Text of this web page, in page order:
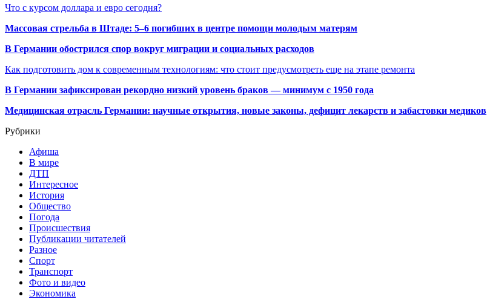
Что с курсом доллара и евро сегодня?
Массовая стрельба в Штаде: 5–6 погибших в центре помощи молодым матерям
В Германии обострился спор вокруг миграции и социальных расходов
Как подготовить дом к современным технологиям: что стоит предусмотреть еще на этапе ремонта
В Германии зафиксирован рекордно низкий уровень браков — минимум с 1950 года
Медицинская отрасль Германии: научные открытия, новые законы, дефицит лекарств и забастовки медиков
Рубрики
Афиша
В мире
ДТП
Интересное
История
Общество
Погода
Происшествия
Публикации читателей
Разное
Спорт
Транспорт
Фото и видео
Экономика